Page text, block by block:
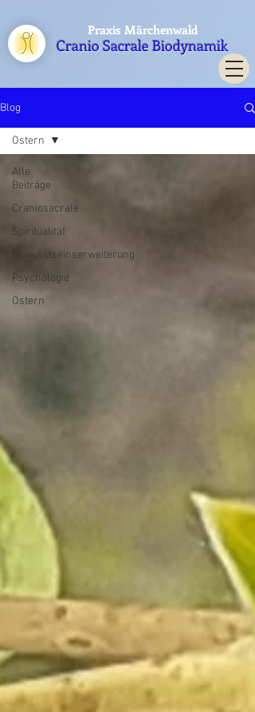
Praxis Märchenwald
Cranio Sacrale Biodynamik
Blog
Alle
Beiträge
Craniosacrale
Spiritualität
Bewusstseinserweiterung
Psychologie
Ostern
Ostern